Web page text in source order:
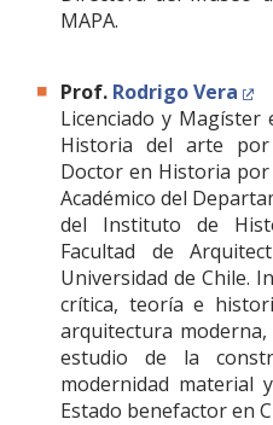
MAPA.
Prof. Rodrigo Vera
Licenciado y
Historia del arte
Doctor en Historia por
Académico del
del Instituto de
Facultad de
Universidad de Chile.
crítica, teoría e
arquitectura
estudio de la
modernidad material
Estado benefactor en